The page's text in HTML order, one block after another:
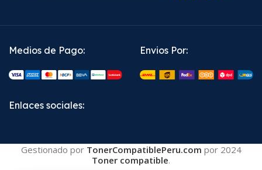
Medios de Pago: Envios Por:
Enlaces sociales:
Gestionado por TonerCompatiblePeru.com por 2024
Toner compatible.